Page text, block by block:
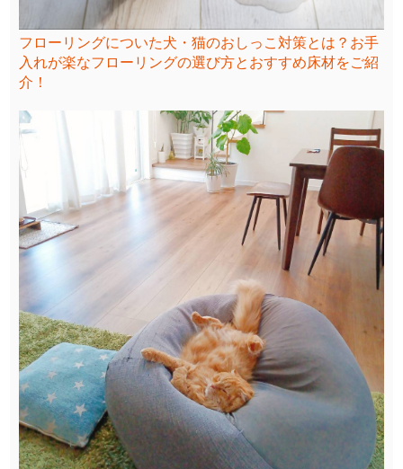
フローリングについた犬・猫のおしっこ対策とは？お手
入れが楽なフローリングの選び方とおすすめ床材をご紹
介！